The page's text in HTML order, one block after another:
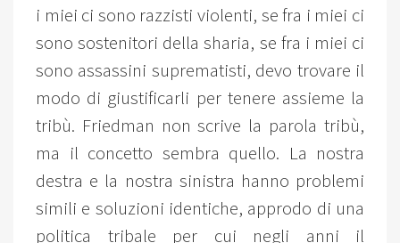
i miei ci sono razzisti violenti, se fra i miei ci
sono sostenitori della sharia, se fra i miei ci
sono assassini suprematisti, devo trovare il
modo di giustificarli per tenere assieme la
tribù. Friedman non scrive la parola tribù,
ma il concetto sembra quello. La nostra
destra e la nostra sinistra hanno problemi
simili e soluzioni identiche, approdo di una
politica tribale per cui negli anni il